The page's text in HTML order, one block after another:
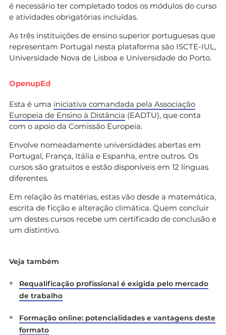
é necessário ter completado todos os módulos do curso
e atividades obrigatórias incluídas.
As três instituições de ensino superior portuguesas que
representam Portugal nesta plataforma são ISCTE-IUL,
Universidade Nova de Lisboa e Universidade do Porto.
OpenupEd
Esta é uma iniciativa comandada pela Associação
Europeia de Ensino à Distância (EADTU), que conta
com o apoio da Comissão Europeia.
Envolve nomeadamente universidades abertas em
Portugal, França, Itália e Espanha, entre outros. Os
cursos são gratuitos e estão disponíveis em 12 línguas
diferentes.
Em relação às matérias, estas vão desde a matemática,
escrita de ficção e alteração climática. Quem concluir
um destes cursos recebe um certificado de conclusão e
um distintivo.
Veja também
Requalificação profissional é exigida pelo mercado
de trabalho
Formação online: potencialidades e vantagens deste
formato